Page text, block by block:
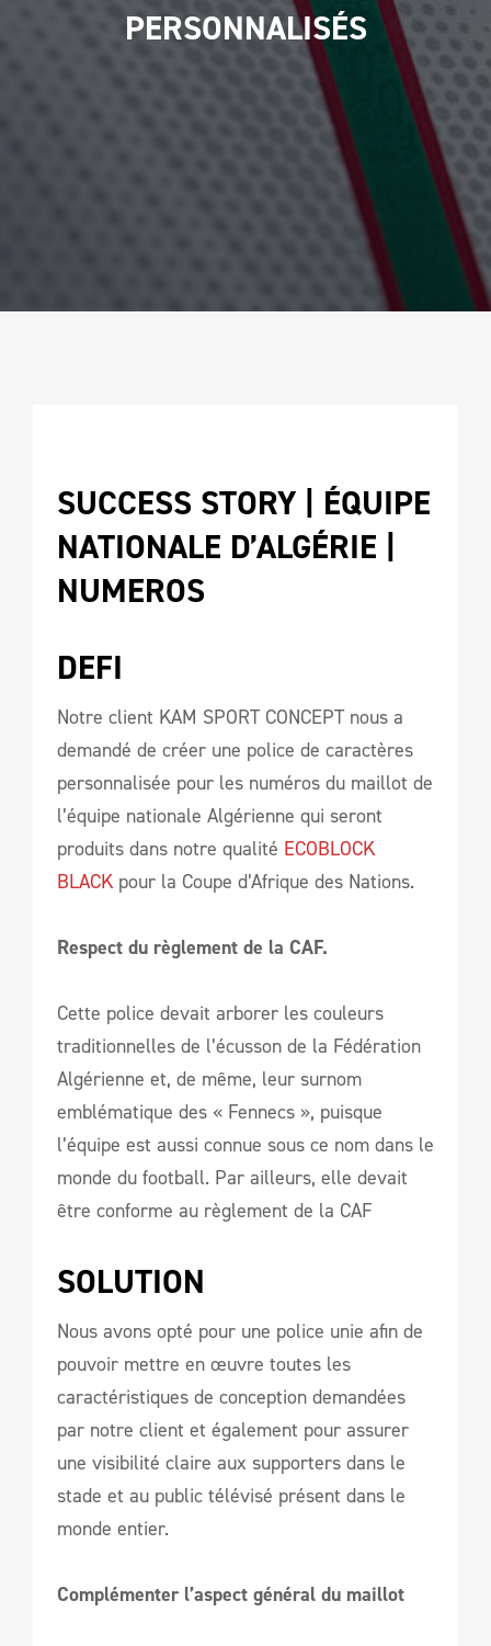
PERSONNALISÉS
SUCCESS STORY | ÉQUIPE
NATIONALE D’ALGÉRIE |
NUMEROS
DEFI
Notre client KAM SPORT CONCEPT nous a
demandé de créer une police de caractères
personnalisée pour les numéros du maillot de
l’équipe nationale Algérienne qui seront
produits dans notre qualité ECOBLOCK
BLACKpour la Coupe d’Afrique des Nations.
Respect du règlement de la CAF.
Cette police devait arborer les couleurs
traditionnelles de l’écusson de la Fédération
Algérienne et, de même, leur surnom
emblématique des « Fennecs », puisque
l’équipe est aussi connue sous ce nom dans le
monde du football. Par ailleurs, elle devait
être conforme au règlement de la CAF
SOLUTION
Nous avons opté pour une police unie afin de
pouvoir mettre en œuvre toutes les
caractéristiques de conception demandées
par notre client et également pour assurer
une visibilité claire aux supporters dans le
stade et au public télévisé présent dans le
monde entier.
Complémenter l’aspect général du maillot